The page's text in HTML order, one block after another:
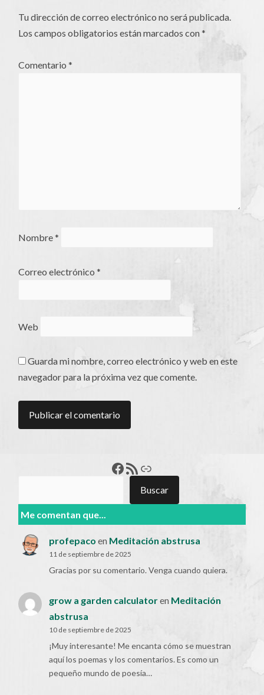
Tu dirección de correo electrónico no será publicada.
Los campos obligatorios están marcados con*
Comentario*
Nombre*
Correo electrónico*
Web
Guarda mi nombre, correo electrónico y web en este
navegador para la próxima vez que comente.
Francisco Pérez
Feed RSSEnlace
Buscar
Me comentan que...
profepaco en Meditación abstrusa
11 de septiembre de 2025
Gracias por su comentario. Venga cuando quiera.
grow a garden calculatoren Meditación
abstrusa
10 de septiembre de 2025
¡Muy interesante! Me encanta cómo se muestran
aquí los poemas y los comentarios. Es como un
pequeño mundo de poesía…